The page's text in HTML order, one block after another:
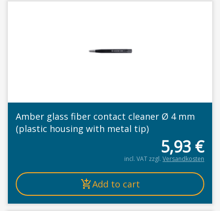
Amber glass fiber contact cleaner Ø 4 mm
(plastic housing with metal tip)
5,93 €
incl. VAT zzgl. Versandkosten
Add to cart